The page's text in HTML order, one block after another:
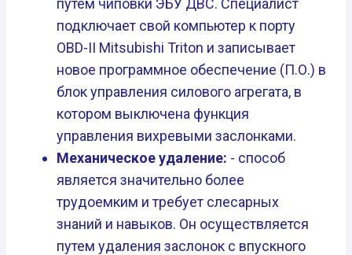
подключает свой компьютер к порту
OBD-II Mitsubishi Triton и записывает
новое программное обеспечение (П.О.) в
блок управления силового агрегата, в
котором выключена функция
управления вихревыми заслонками.
Механическое удаление: - способ
является значительно более
трудоемким и требует слесарных
знаний и навыков. Он осуществляется
путем удаления заслонок с впускного